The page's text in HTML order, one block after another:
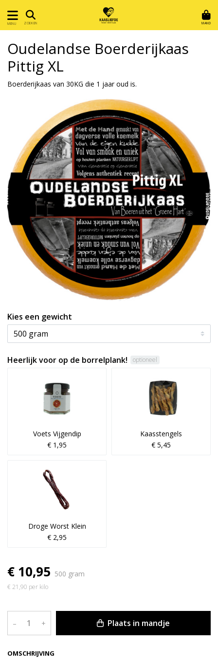
MENU ZOEKEN MAND
OMSCHRIJVING
Oudelandse Boerderijkaas
Pittig XL
Boerderijkaas van 30KG die 1 jaar oud is.
Kies een gewicht
Heerlijk voor op de borrelplank! optioneel
Voets Vijgendip
€ 1,95
Kaasstengels
€ 5,45
Droge Worst Klein
€ 2,95
€ 10,95 500 gram
€ 21,90 per kilo
– + Plaats in mandje